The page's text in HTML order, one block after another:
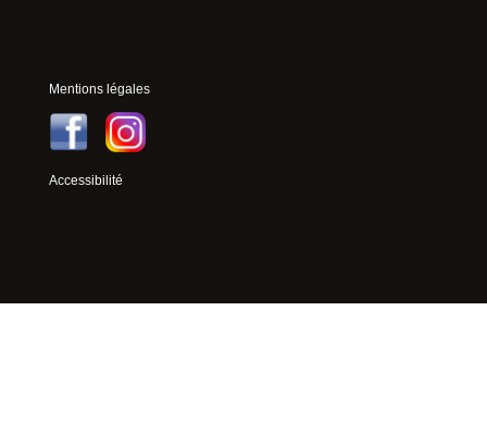
Mentions légales
Accessibilité